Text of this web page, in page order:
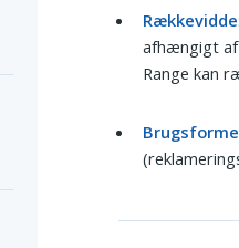
Rækkevidde
afhængigt af
Range kan